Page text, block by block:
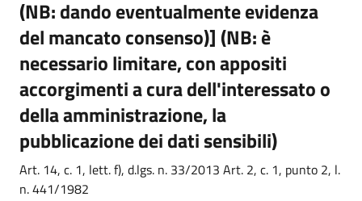
(NB: dando eventualmente evidenza
del mancato consenso)] (NB: è
necessario limitare, con appositi
accorgimenti a cura dell'interessato o
della amministrazione, la
pubblicazione dei dati sensibili)
Art. 14, c. 1, lett. f), d.lgs. n. 33/2013 Art. 2, c. 1, punto 2, l.
n. 441/1982